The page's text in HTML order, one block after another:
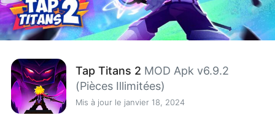
Tap Titans 2 MOD Apk v6.9.2
(Pièces Illimitées)
Mis à jour le janvier 18, 2024